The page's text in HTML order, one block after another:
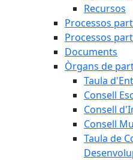
Recursos
Processos
Processos
Documents
Òrgans de
Taula
Consell
Consell
Consell
Taula de